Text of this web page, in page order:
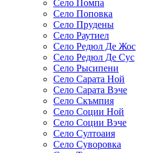
Село Помпа
Село Поповка
Село Прудены
Село Раутиел
Село Редюл Де Жос
Село Редюл Де Сус
Село Рысипени
Село Сарата Ной
Село Сарата Вэче
Село Скъмпия
Село Соции Ной
Село Соции Вэче
Село Султоаия
Село Суворовка